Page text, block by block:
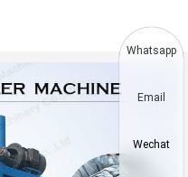
Whatsapp
Email
Wechat